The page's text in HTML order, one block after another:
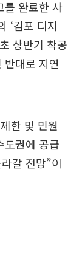
를 완료한 사
‘김포 디지
상반기 착공
대로 지연
한 및 민원
도권에 공급
갈 전망”이